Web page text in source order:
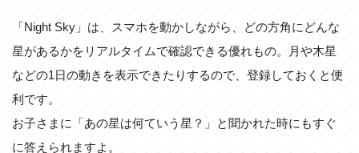
「Night Sky」は、スマホを動かしながら、どの方角にどんな
星があるかをリアルタイムで確認できる優れもの。月や木星
などの1日の動きを表示できたりするので、登録しておくと便
利です。
お子さまに「あの星は何ていう星？」と聞かれた時にもすぐ
に答えられますよ。